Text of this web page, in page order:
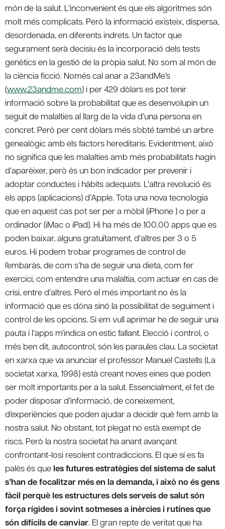
món de la salut. L’inconvenient és que els algoritmes són
molt més complicats. Però la informació existeix, dispersa,
desordenada, en diferents indrets. Un factor que
segurament serà decisiu és la incorporació dels tests
genètics en la gestió de la pròpia salut. No som al món de
la ciència ficció. Només cal anar a 23andMe’s
(www.23andme.com) i per 429 dòlars es pot tenir
informació sobre la probabilitat que es desenvolupin un
seguit de malalties al llarg de la vida d’una persona en
concret. Però per cent dòlars més s’obté també un arbre
genealògic amb els factors hereditaris. Evidentment, això
no significa que les malalties amb més probabilitats hagin
d’aparèixer, però és un bon indicador per prevenir i
adoptar conductes i hàbits adequats. L’altra revolució és
els apps (aplicacions) d’Apple. Tota una nova tecnologia
que en aquest cas pot ser per a mòbil (iPhone ) o per a
ordinador (iMac o iPad). Hi ha més de 100.00 apps que es
poden baixar, alguns gratuïtament, d’altres per 3 o 5
euros. Hi podem trobar programes de control de
l’embaràs, de com s’ha de seguir una dieta, com fer
exercici, com entendre una malaltia, com actuar en cas de
crisi, entre d’altres. Però el més important no és la
informació que es dóna sinó la possibilitat de seguiment i
control de les opcions. Si em vull aprimar he de seguir una
pauta i l’apps m’indica on estic fallant. Elecció i control, o
més ben dit, autocontrol, són les paraules clau. La societat
en xarxa que va anunciar el professor Manuel Castells (La
societat xarxa, 1998) està creant noves eines que poden
ser molt importants per a la salut. Essencialment, el fet de
poder disposar d’informació, de coneixement,
d’experiències que poden ajudar a decidir què fem amb la
nostra salut. No obstant, tot plegat no està exempt de
riscs. Però la nostra societat ha anant avançant
confrontant-losi resolent contradiccions. El que sí es fa
palès és que les futures estratègies del sistema de salut
s’han de focalitzar més en la demanda, i això no és gens
fàcil perquè les estructures dels serveis de salut són
força rígides i sovint sotmeses a inèrcies i rutines que
són difícils de canviar. El gran repte de veritat que ha